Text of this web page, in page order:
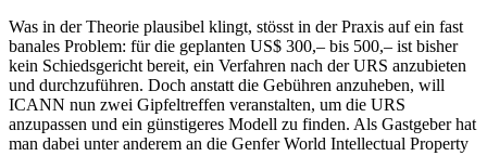
Was in der Theorie plausibel klingt, stösst in der Praxis auf ein fast
banales Problem: für die geplanten US$ 300,– bis 500,– ist bisher
kein Schiedsgericht bereit, ein Verfahren nach der URS anzubieten
und durchzuführen. Doch anstatt die Gebühren anzuheben, will
ICANN nun zwei Gipfeltreffen veranstalten, um die URS
anzupassen und ein günstigeres Modell zu finden. Als Gastgeber hat
man dabei unter anderem an die Genfer World Intellectual Property